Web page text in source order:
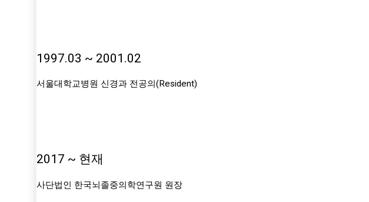
1997.03 ~ 2001.02
서울대학교병원 신경과 전공의(Resident)
2017 ~ 현재
사단법인 한국뇌졸중의학연구원 원장